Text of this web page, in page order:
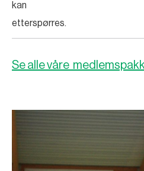
kan
etterspørres.
Se alle våre